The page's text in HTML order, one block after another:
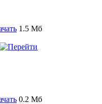
1.5 Мб
0.2 Мб